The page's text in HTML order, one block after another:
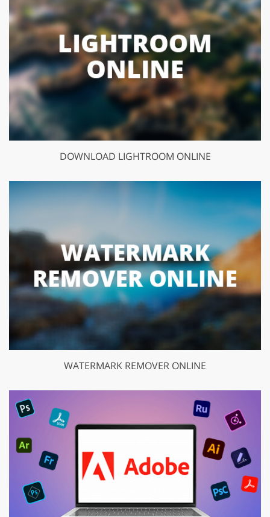
DOWNLOAD LIGHTROOM ONLINE
WATERMARK REMOVER ONLINE